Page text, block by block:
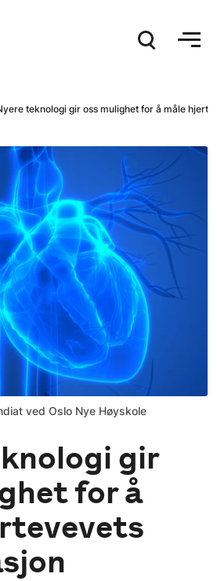
teknologi gir oss mulighet for å måle
ved Oslo Nye Høyskole
gir
for å